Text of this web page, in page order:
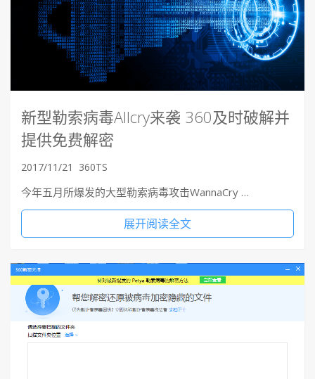
新型勒索病毒Allcry来袭 360及时破解并
提供免费解密
2017/11/21 360TS
今年五月所爆发的大型勒索病毒攻击WannaCry …
展开阅读全文